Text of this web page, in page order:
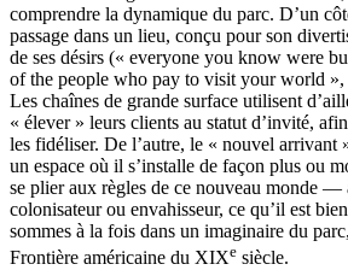
comprendre la dynamique du parc. D’un
passage dans un lieu, conçu pour son
de ses désirs (« everyone you know were
of the people who pay to visit your world
Les chaînes de grande surface utilisent
« élever » leurs clients au statut d’invité,
les fidéliser. De l’autre, le « nouvel arrivant
un espace où il s’installe de façon plus ou
se plier aux règles de ce nouveau monde —
colonisateur ou envahisseur, ce qu’il est
sommes à la fois dans un imaginaire du
Frontière américaine du XIXe siècle.